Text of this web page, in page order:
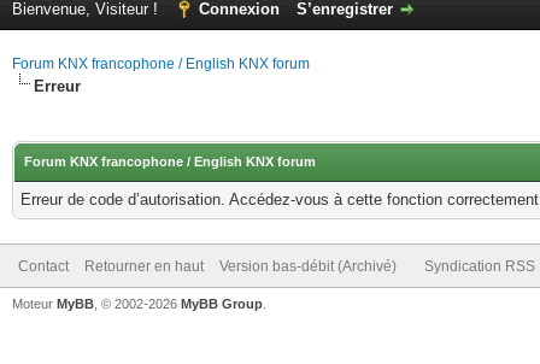
Bienvenue, Visiteur ! Connexion S’enregistrer
Forum KNX francophone / English KNX forum
Erreur
Forum KNX francophone / English KNX forum
Erreur de code d’autorisation. Accédez-vous à cette fonction
Contact Retourner en haut Version bas-débit (Archivé) Syndication RSS
Moteur MyBB , © 2002-2026 MyBB Group